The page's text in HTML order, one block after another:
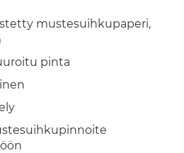
mustesuihkupaperi,
pinta